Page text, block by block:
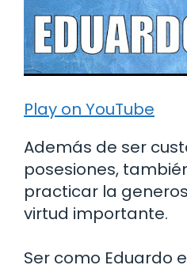
Play on YouTube
Además de ser
posesiones,
practicar la
virtud importante.
Ser como Eduardo